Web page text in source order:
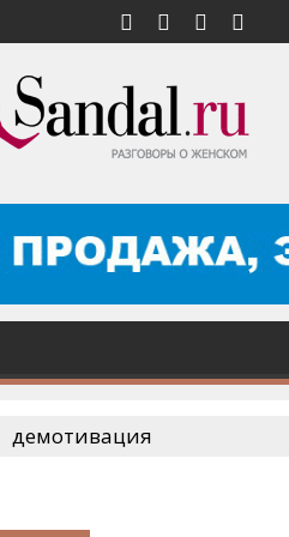
демотивация